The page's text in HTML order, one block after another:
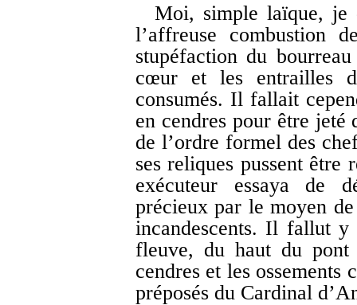
Moi, simple laïque, je
l’affreuse combustion
stupéfaction du
cœur et les entrailles
consumés. Il fallait
en cendres pour être jeté
de l’ordre formel des
ses reliques pussent être
exécuteur essaya de
précieux par le moyen
incandescents. Il fallut
fleuve, du haut du pont
cendres et les ossements
préposés du Cardinal